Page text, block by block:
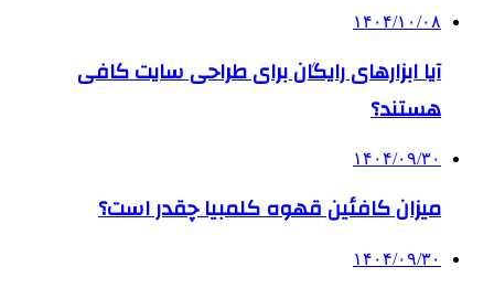
۱۴۰۴/۱۰/۰۸
آیا ابزارهای رایگان برای طراحی سایت کافی
هستند؟
۱۴۰۴/۰۹/۳۰
میزان کافئین قهوه کلمبیا چقدر است؟
۱۴۰۴/۰۹/۳۰